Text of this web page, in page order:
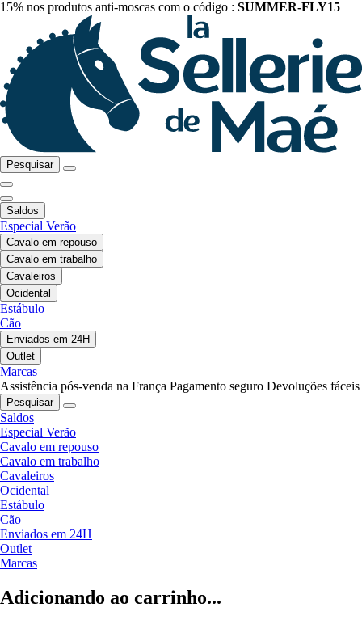
15% nos produtos anti-moscas com o código : SUMMER-FLY15
Pesquisar
Saldos
Especial Verão
Cavalo em repouso
Cavalo em trabalho
Cavaleiros
Ocidental
Estábulo
Cão
Enviados em 24H
Outlet
Marcas
Assistência pós-venda na França Pagamento seguro Devoluções fáceis
Pesquisar
Saldos
Especial Verão
Cavalo em repouso
Cavalo em trabalho
Cavaleiros
Ocidental
Estábulo
Cão
Enviados em 24H
Outlet
Marcas
Adicionando ao carrinho...